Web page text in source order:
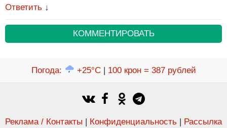
Ответить ↓
КОММЕНТИРОВАТЬ
Погода: +25°C| 100 крон = 387 рублей
Реклама / Контакты | Конфиденциальность | Рассылка